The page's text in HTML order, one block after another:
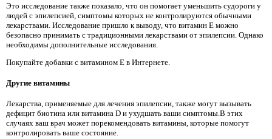
Это исследование также показало, что он помогает уменьшить судороги у
людей с эпилепсией, симптомы которых не контролируются обычными
лекарствами. Исследование пришло к выводу, что витамин Е можно
безопасно принимать с традиционными лекарствами от эпилепсии. Однако
необходимы дополнительные исследования.
Покупайте добавки с витамином Е в Интернете.
Другие витамины
Лекарства, применяемые для лечения эпилепсии, также могут вызывать
дефицит биотина или витамина D и ухудшать ваши симптомы.В этих
случаях ваш врач может порекомендовать витамины, которые помогут
контролировать ваше состояние.